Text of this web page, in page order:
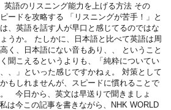
語のリスニング能力を上げる方法 その
ードを攻略する 「リスニングが苦手！」と
、英語を話す人が早口と感じてるのではな
うか。 たしかに、日本語と比べて英語は周
く、日本語にない音もあり、、 ということ
聞こえるというよりも、「純粋についてい
、」といった感じですかねぇ。 対策として
もしれませんが、スピードに慣れることで
今日から、英文は早送りで聞きましょ
は今この記事を書きながら、NHK WORLD